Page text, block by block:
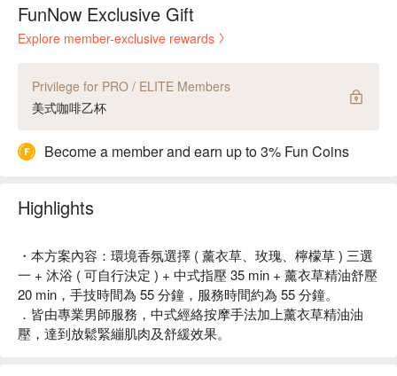
FunNow Exclusive Gift
Explore member-exclusive rewards
Privilege for PRO / ELITE Members
美式咖啡乙杯
Become a member and earn up to 3% Fun Coins
Highlights
・本方案內容：環境香氛選擇 ( 薰衣草、玫瑰、檸檬草 ) 三選
一 + 沐浴 ( 可自行決定 ) + 中式指壓 35 min + 薰衣草精油舒壓
20 min，手技時間為 55 分鐘，服務時間約為 55 分鐘。
．皆由專業男師服務，中式經絡按摩手法加上薰衣草精油油
壓，達到放鬆緊繃肌肉及舒緩效果。